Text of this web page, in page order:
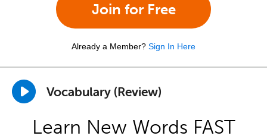
Join for Free
Already a Member? Sign In Here
Vocabulary (Review)
Learn New Words FAST